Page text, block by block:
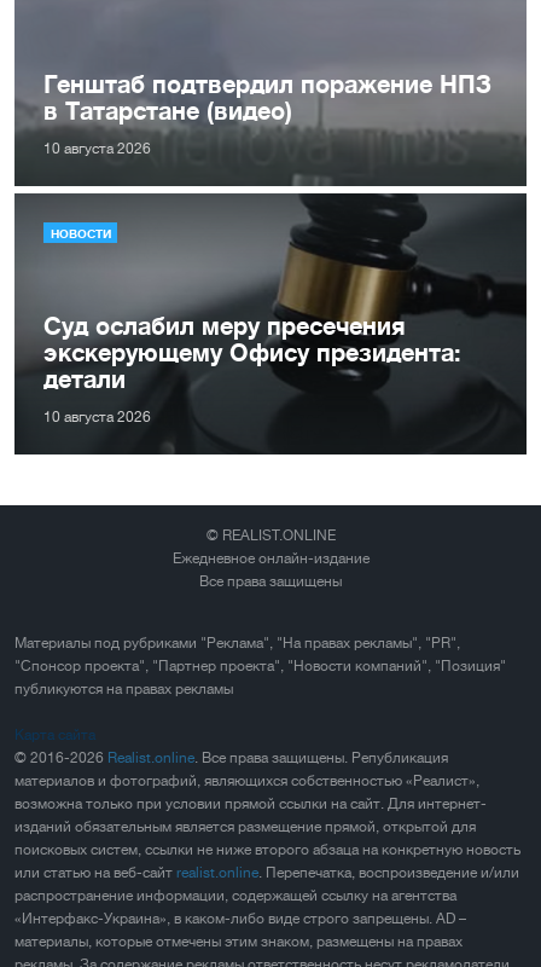
Генштаб подтвердил поражение НПЗ
в Татарстане (видео)
10 августа 2026
НОВОСТИ
Суд ослабил меру пресечения
экскерующему Офису президента:
детали
10 августа 2026
© REALIST.ONLINE
Ежедневное онлайн-издание
Все права защищены
Материалы под рубриками "Реклама", "На правах рекламы", "PR",
"Спонсор проекта", "Партнер проекта", "Новости компаний", "Позиция"
публикуются на правах рекламы
Карта сайта
© 2016-2026 Realist.online. Все права защищены. Републикация
материалов и фотографий, являющихся собственностью «Реалист»,
возможна только при условии прямой ссылки на сайт. Для интернет-
изданий обязательным является размещение прямой, открытой для
поисковых систем, ссылки не ниже второго абзаца на конкретную новость
или статью на веб-сайт realist.online. Перепечатка, воспроизведение и/или
распространение информации, содержащей ссылку на агентства
«Интерфакс-Украина», в каком-либо виде строго запрещены. AD –
материалы, которые отмечены этим знаком, размещены на правах